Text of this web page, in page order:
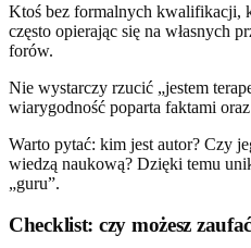
Ktoś bez formalnych kwalifikacji,
często opierając się na własnych
forów.
Nie wystarczy rzucić „jestem
wiarygodność poparta faktami
Warto pytać: kim jest autor? Czy
wiedzą naukową? Dzięki temu
„guru”.
Checklist: czy możesz